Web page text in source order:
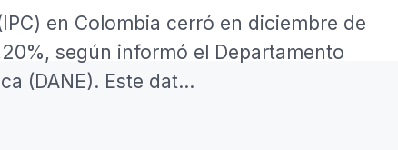
en Colombia cerró en diciembre de
según informó el Departamento
(DANE). Este dat...